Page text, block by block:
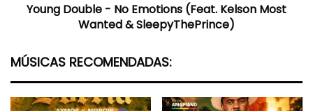
SleepyThePrince)
Young Double - No Emotions (Feat. Kelson Most
Wanted & SleepyThePrince)
MÚSICAS RECOMENDADAS: